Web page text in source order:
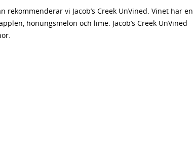
vi Jacob’s Creek UnVined. Vinet har en
honungsmelon och lime. Jacob’s Creek UnVined